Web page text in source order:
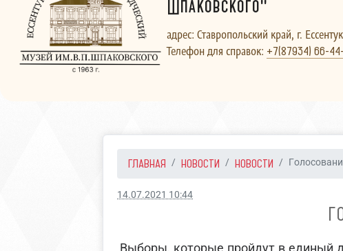
Шпаковского"
адрес: Ставропольский край, г.
Телефон для справок: +7(87934) 66-
ГЛАВНАЯ НОВОСТИ НОВОСТИ
14.07.2021 10:44
Выборы, которые пройдут в единый